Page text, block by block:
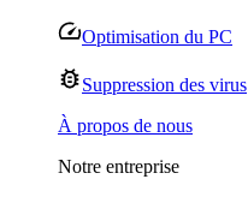
Optimisation du PC
Suppression des virus
À propos de nous
Notre entreprise